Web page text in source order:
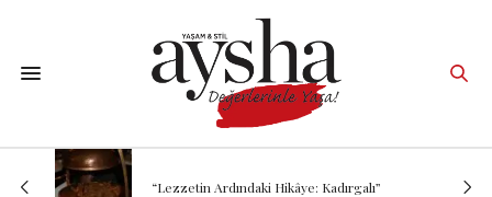
“Lezzetin Ardındaki Hikâye: Kadırgalı”